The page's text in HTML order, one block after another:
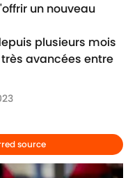
un nouveau
plusieurs mois
avancées entre
source